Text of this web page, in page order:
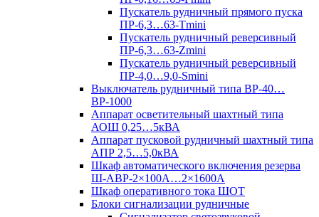
Пускатель рудничный прямого пуска
ПР-6,3…63-Tmini
Пускатель рудничный реверсивный
ПР-6,3…63-Zmini
Пускатель рудничный реверсивный
ПР-4,0…9,0-Smini
Выключатель рудничный типа ВР-40…
ВР-1000
Аппарат осветительный шахтный типа
АОШ 0,25…5кВА
Аппарат пусковой рудничный шахтный типа
АПР 2,5…5,0кВА
Шкаф автоматического включения резерва
Ш-АВР-2×100А…2×1600А
Шкаф оперативного тока ШОТ
Блоки сигнализации рудничные